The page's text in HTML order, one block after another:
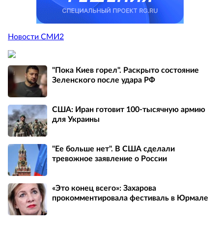
Новости СМИ2
"Пока Киев горел". Раскрыто состояние
Зеленского после удара РФ
США: Иран готовит 100-тысячную армию
для Украины
"Ее больше нет". В США сделали
тревожное заявление о России
«Это конец всего»: Захарова
прокомментировала фестиваль в Юрмале